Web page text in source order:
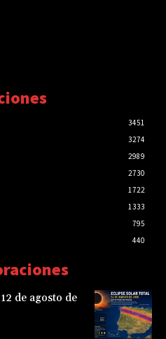
3451
3274
2989
2730
1722
1333
795
440
de agosto de